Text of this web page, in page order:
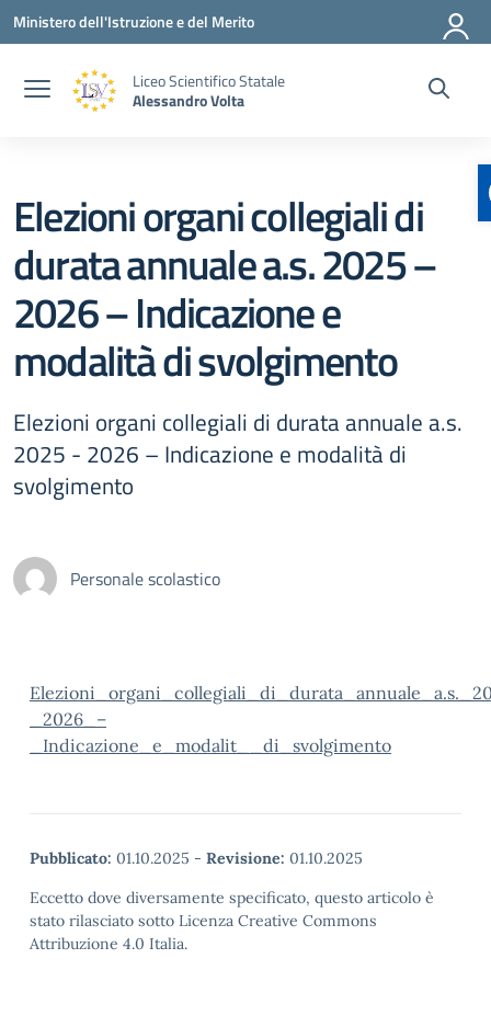
Vai ai contenuti
Vai al menu di navigazione
Vai al footer
Ministero dell'Istruzione e del Merito
Liceo Scientifico Statale
Alessandro Volta
Elezioni organi collegiali di
durata annuale a.s. 2025 –
2026 – Indicazione e
modalità di svolgimento
Elezioni organi collegiali di durata annuale a.s.
2025 - 2026 – Indicazione e modalità di
svolgimento
Personale scolastico
_2026_–
_Indicazione_e_modalit__di_svolgimento
Pubblicato: 01.10.2025 - Revisione: 01.10.2025
Eccetto dove diversamente specificato, questo articolo è
stato rilasciato sotto Licenza Creative Commons
Attribuzione 4.0 Italia.